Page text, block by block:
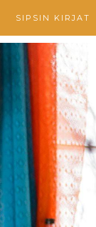
SIPSIN KIRJAT